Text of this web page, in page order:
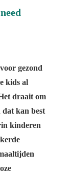
gezond
kids al
draait om
dat kan best
kinderen